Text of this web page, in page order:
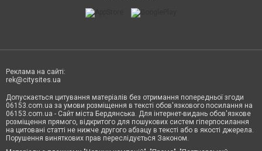
Реклама на сайті:
rek@citysites.ua
Допускається цитування матеріалів без отримання попередньої згоди
06153.com.ua за умови розміщення в тексті обов'язкового посилання на
06153.com.ua - Сайт міста Бердянська. Для інтернет-видань обов'язкове
розміщення прямого, відкритого для пошукових систем гіперпосилання
на цитовані статті не нижче другого абзацу в тексті або в якості джерела.
Порушення виняткових прав переслідується Законом.